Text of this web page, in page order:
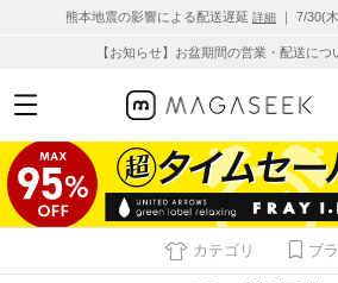
熊本地震の影響による配送遅延 詳細 ｜ 7/30(
【お知らせ】お盆期間の営業・配送につ
カテゴリ ブ